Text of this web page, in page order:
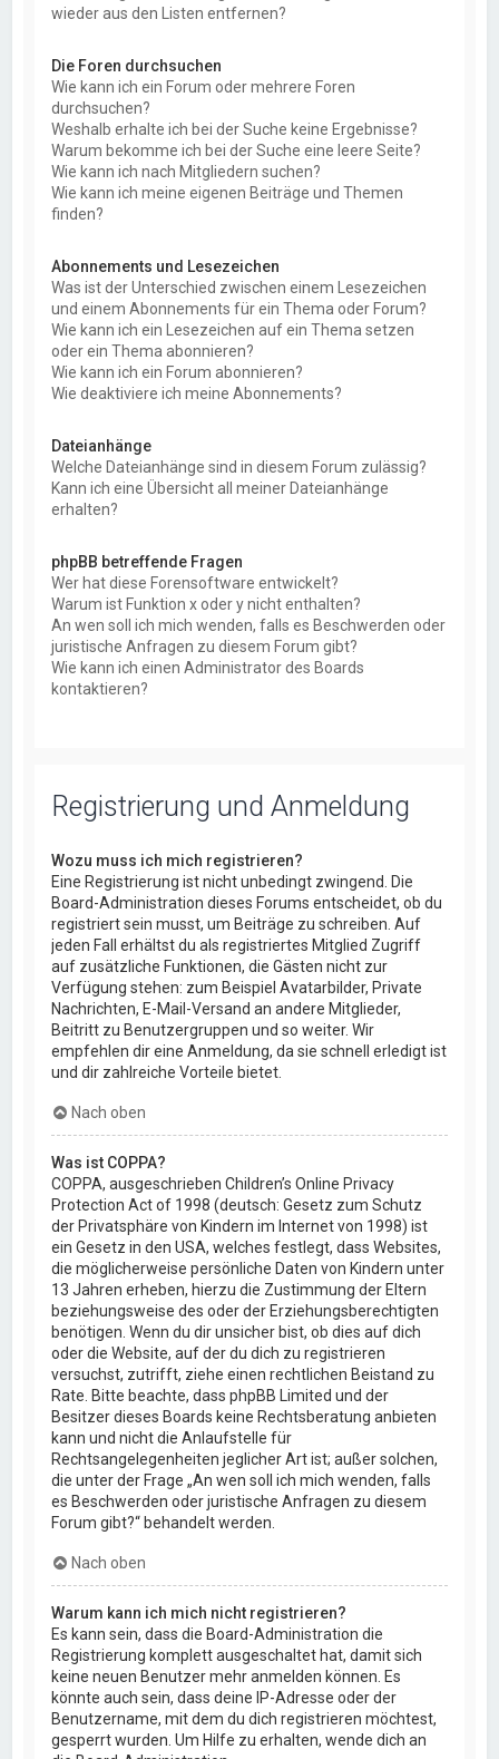
wieder aus den Listen entfernen?
Die Foren durchsuchen
Wie kann ich ein Forum oder mehrere Foren
durchsuchen?
Weshalb erhalte ich bei der Suche keine Ergebnisse?
Warum bekomme ich bei der Suche eine leere Seite?
Wie kann ich nach Mitgliedern suchen?
Wie kann ich meine eigenen Beiträge und Themen
finden?
Abonnements und Lesezeichen
Was ist der Unterschied zwischen einem Lesezeichen
und einem Abonnements für ein Thema oder Forum?
Wie kann ich ein Lesezeichen auf ein Thema setzen
oder ein Thema abonnieren?
Wie kann ich ein Forum abonnieren?
Wie deaktiviere ich meine Abonnements?
Dateianhänge
Welche Dateianhänge sind in diesem Forum zulässig?
Kann ich eine Übersicht all meiner Dateianhänge
erhalten?
phpBB betreffende Fragen
Wer hat diese Forensoftware entwickelt?
Warum ist Funktion x oder y nicht enthalten?
An wen soll ich mich wenden, falls es Beschwerden oder
juristische Anfragen zu diesem Forum gibt?
Wie kann ich einen Administrator des Boards
kontaktieren?
Registrierung und Anmeldung
Wozu muss ich mich registrieren?
Eine Registrierung ist nicht unbedingt zwingend. Die
Board-Administration dieses Forums entscheidet, ob du
registriert sein musst, um Beiträge zu schreiben. Auf
jeden Fall erhältst du als registriertes Mitglied Zugriff
auf zusätzliche Funktionen, die Gästen nicht zur
Verfügung stehen: zum Beispiel Avatarbilder, Private
Nachrichten, E-Mail-Versand an andere Mitglieder,
Beitritt zu Benutzergruppen und so weiter. Wir
empfehlen dir eine Anmeldung, da sie schnell erledigt ist
und dir zahlreiche Vorteile bietet.
Nach oben
Was ist COPPA?
COPPA, ausgeschrieben Children’s Online Privacy
Protection Act of 1998 (deutsch: Gesetz zum Schutz
der Privatsphäre von Kindern im Internet von 1998) ist
ein Gesetz in den USA, welches festlegt, dass Websites,
die möglicherweise persönliche Daten von Kindern unter
13 Jahren erheben, hierzu die Zustimmung der Eltern
beziehungsweise des oder der Erziehungsberechtigten
benötigen. Wenn du dir unsicher bist, ob dies auf dich
oder die Website, auf der du dich zu registrieren
versuchst, zutrifft, ziehe einen rechtlichen Beistand zu
Rate. Bitte beachte, dass phpBB Limited und der
Besitzer dieses Boards keine Rechtsberatung anbieten
kann und nicht die Anlaufstelle für
Rechtsangelegenheiten jeglicher Art ist; außer solchen,
die unter der Frage „An wen soll ich mich wenden, falls
es Beschwerden oder juristische Anfragen zu diesem
Forum gibt?“ behandelt werden.
Nach oben
Warum kann ich mich nicht registrieren?
Es kann sein, dass die Board-Administration die
Registrierung komplett ausgeschaltet hat, damit sich
keine neuen Benutzer mehr anmelden können. Es
könnte auch sein, dass deine IP-Adresse oder der
Benutzername, mit dem du dich registrieren möchtest,
gesperrt wurden. Um Hilfe zu erhalten, wende dich an